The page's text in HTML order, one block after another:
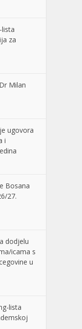
lista
za
Milan
ugovora
i
Bosana
27.
dodjelu
icama s
u
lista